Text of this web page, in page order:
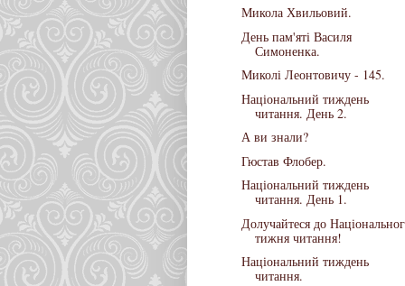
Микола Хвильовий.
День пам'яті Василя
Симоненка.
Миколі Леонтовичу - 145.
Національний тиждень
читання. День 2.
А ви знали?
Гюстав Флобер.
Національний тиждень
читання. День 1.
Долучайтеся до
тижня читання!
Національний тиждень
читання.